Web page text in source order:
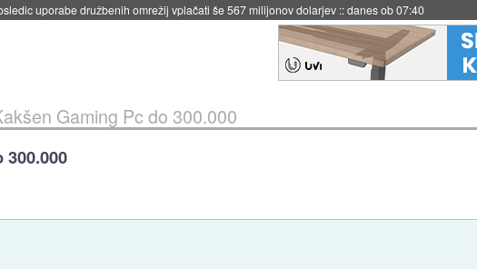
umetne inteligence doslej::včeraj ob 21:37
Gaming Pc do 300.000
300.000